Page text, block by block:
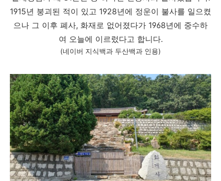
1915년 붕괴된 적이 있고 1928년에 정운이 불사를 일으켰
으나 그 이후 폐사, 화재로 없어졌다가 1968년에 중수하
여 오늘에 이르렀다고 합니다.
(네이버 지식백과 두산백과 인용)